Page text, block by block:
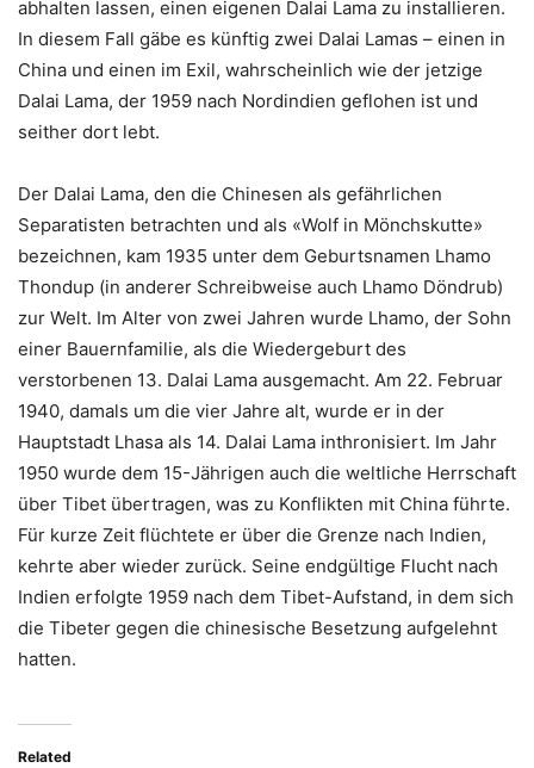
abhalten lassen, einen eigenen Dalai Lama zu installieren.
In diesem Fall gäbe es künftig zwei Dalai Lamas – einen in
China und einen im Exil, wahrscheinlich wie der jetzige
Dalai Lama, der 1959 nach Nordindien geflohen ist und
seither dort lebt.
Der Dalai Lama, den die Chinesen als gefährlichen
Separatisten betrachten und als «Wolf in Mönchskutte»
bezeichnen, kam 1935 unter dem Geburtsnamen Lhamo
Thondup (in anderer Schreibweise auch Lhamo Döndrub)
zur Welt. Im Alter von zwei Jahren wurde Lhamo, der Sohn
einer Bauernfamilie, als die Wiedergeburt des
verstorbenen 13. Dalai Lama ausgemacht. Am 22. Februar
1940, damals um die vier Jahre alt, wurde er in der
Hauptstadt Lhasa als 14. Dalai Lama inthronisiert. Im Jahr
1950 wurde dem 15-Jährigen auch die weltliche Herrschaft
über Tibet übertragen, was zu Konflikten mit China führte.
Für kurze Zeit flüchtete er über die Grenze nach Indien,
kehrte aber wieder zurück. Seine endgültige Flucht nach
Indien erfolgte 1959 nach dem Tibet-Aufstand, in dem sich
die Tibeter gegen die chinesische Besetzung aufgelehnt
hatten.
Related